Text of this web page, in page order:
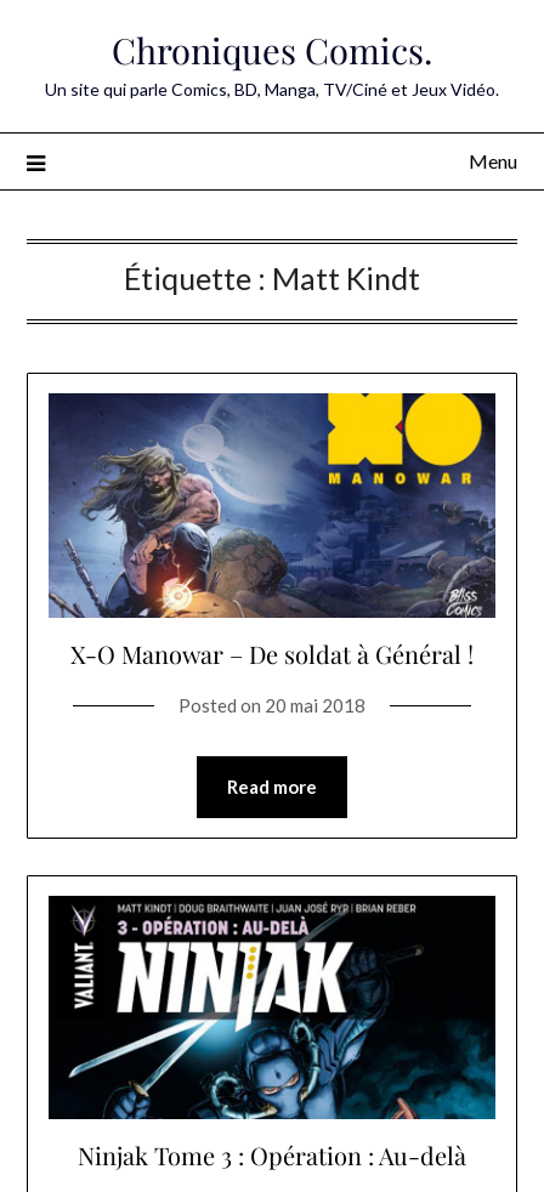
Chroniques Comics.
Un site qui parle Comics, BD, Manga, TV/Ciné et Jeux Vidéo.
Menu
Étiquette : Matt Kindt
X-O Manowar – De soldat à Général !
Posted on 20 mai 2018
Read more
Ninjak Tome 3 : Opération : Au-delà